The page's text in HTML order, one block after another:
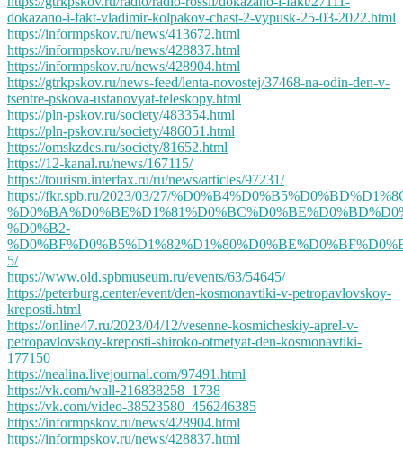
dokazano-i-fakt-vladimir-kolpakov-chast-2-vypusk-25-03-2022.html
https://informpskov.ru/news/413672.html
https://informpskov.ru/news/428837.html
https://informpskov.ru/news/428904.html
https://gtrkpskov.ru/news-feed/lenta-novostej/37468-na-odin-den-v-
tsentre-pskova-ustanovyat-teleskopy.html
https://pln-pskov.ru/society/483354.html
https://pln-pskov.ru/society/486051.html
https://omskzdes.ru/society/81652.html
https://12-kanal.ru/news/167115/
https://tourism.interfax.ru/ru/news/articles/97231/
https://fkr.spb.ru/2023/03/27/
%D0%B2-
5/
https://www.old.spbmuseum.ru/events/63/54645/
https://peterburg.center/event/den-kosmonavtiki-v-petropavlovskoy-
kreposti.html
https://online47.ru/2023/04/12/vesenne-kosmicheskiy-aprel-v-
petropavlovskoy-kreposti-shiroko-otmetyat-den-kosmonavtiki-
177150
https://nealina.livejournal.com/97491.html
https://vk.com/wall-216838258_1738
https://vk.com/video-38523580_456246385
https://informpskov.ru/news/428904.html
https://informpskov.ru/news/428837.html